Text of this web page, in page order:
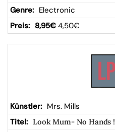
Electronic
8,95€ 4,50€
Mrs. Mills
Look Mum- No Hands !